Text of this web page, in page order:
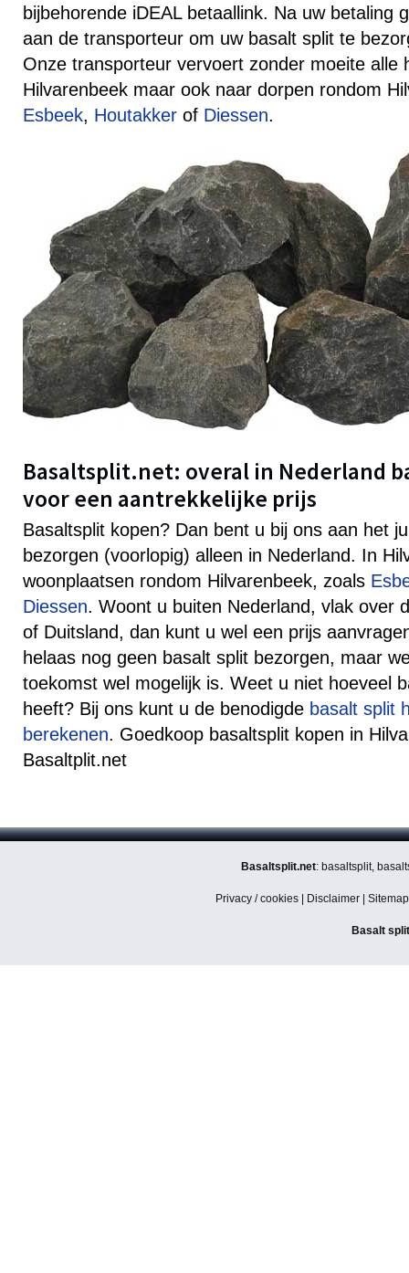
bijbehorende iDEAL betaallink. Na uw betaling
aan de transporteur om uw basalt split te
Onze transporteur vervoert zonder moeite alle
Hilvarenbeek maar ook naar dorpen rondom
Esbeek, Houtakker of Diessen.
Basaltsplit.net: overal in Nederland
voor een aantrekkelijke prijs
Basaltsplit kopen? Dan bent u bij ons aan het
bezorgen (voorlopig) alleen in Nederland. In
woonplaatsen rondom Hilvarenbeek, zoals
Diessen. Woont u buiten Nederland, vlak over
of Duitsland, dan kunt u wel een prijs
helaas nog geen basalt split bezorgen, maar
toekomst wel mogelijk is. Weet u niet hoeveel
heeft? Bij ons kunt u de benodigde basalt split
berekenen. Goedkoop basaltsplit kopen in
Basaltplit.net
Basaltsplit.net: basaltsplit,
Privacy / cookies Disclaimer Sitemap
Basalt